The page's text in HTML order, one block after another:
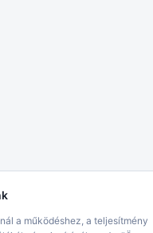
a működéshez, a teljesítmény